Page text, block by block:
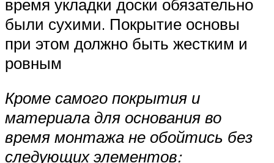
время укладки доски обязательно
были сухими. Покрытие основы
при этом должно быть жестким и
ровным
Кроме самого покрытия и
материала для основания во
время монтажа не обойтись без
следующих элементов: